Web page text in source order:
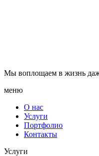
Мы воплощаем в жизнь
меню
О нас
Услуги
Портфолио
Контакты
Услуги